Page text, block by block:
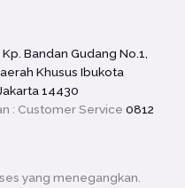
Kp. Bandan Gudang No.1,
Khusus Ibukota
14430
: Customer Service0812
yang menegangkan.